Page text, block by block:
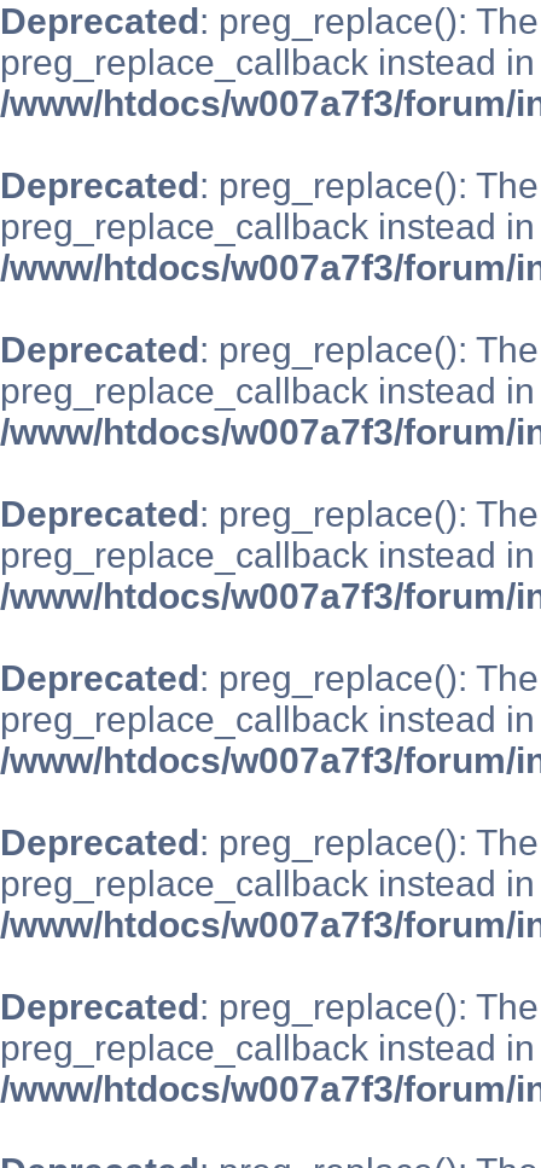
Deprecated: preg_replace():
preg_replace_callback instead in
/www/htdocs/w007a7f3/forum/
Deprecated: preg_replace():
preg_replace_callback instead in
/www/htdocs/w007a7f3/forum/
Deprecated: preg_replace():
preg_replace_callback instead in
/www/htdocs/w007a7f3/forum/
Deprecated: preg_replace():
preg_replace_callback instead in
/www/htdocs/w007a7f3/forum/
Deprecated: preg_replace():
preg_replace_callback instead in
/www/htdocs/w007a7f3/forum/
Deprecated: preg_replace():
preg_replace_callback instead in
/www/htdocs/w007a7f3/forum/
Deprecated: preg_replace():
preg_replace_callback instead in
/www/htdocs/w007a7f3/forum/